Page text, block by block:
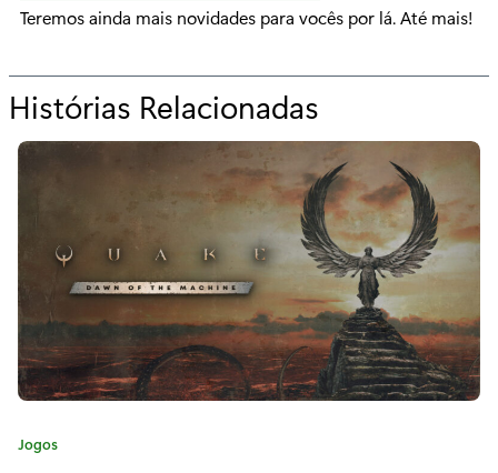
Teremos ainda mais novidades para vocês por lá. Até mais!
Histórias Relacionadas
a
r
a
“
C
h
e
C
Jogos